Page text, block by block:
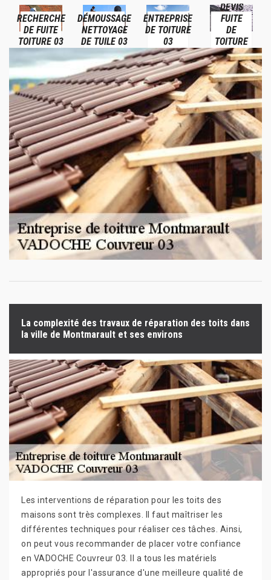
RECHERCHE
DE FUITE
TOITURE 03
DÉMOUSSAGE
NETTOYAGE
DE TUILE 03
ENTREPRISE
DE TOITURE
03
DEVIS
FUITE
DE
TOITURE
03
La complexité des travaux de réparation des toits dans
la ville de Montmarault et ses environs
Les interventions de réparation pour les toits des
maisons sont très complexes. Il faut maîtriser les
différentes techniques pour réaliser ces tâches. Ainsi,
on peut vous recommander de placer votre confiance
en VADOCHE Couvreur 03. Il a tous les matériels
appropriés pour l'assurance d'une meilleure qualité de